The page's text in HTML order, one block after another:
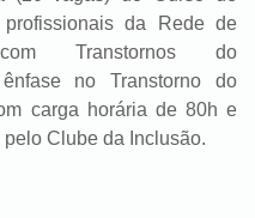
profissionais da Rede de
Transtornos do
ênfase no Transtorno do
carga horária de 80h e
Clube da Inclusão.